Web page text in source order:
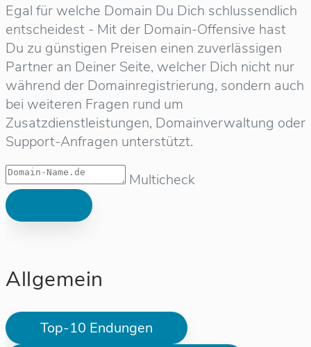
Egal für welche Domain Du Dich schlussendlich
entscheidest - Mit der Domain-Offensive hast
Du zu günstigen Preisen einen zuverlässigen
Partner an Deiner Seite, welcher Dich nicht nur
während der Domainregistrierung, sondern auch
bei weiteren Fragen rund um
Zusatzdienstleistungen, Domainverwaltung oder
Support-Anfragen unterstützt.
Multicheck
Allgemein
Top-10 Endungen